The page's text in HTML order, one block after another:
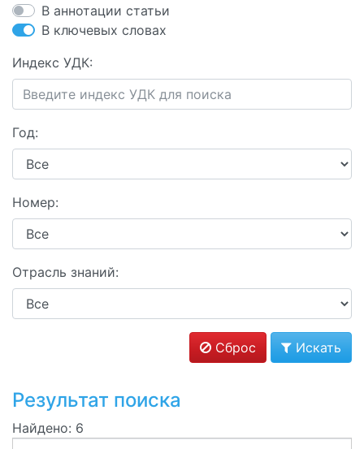
В аннотации статьи
В ключевых словах
Индекс УДК:
Год:
Номер:
Отрасль знаний:
Сброс Искать
Результат поиска
Найдено: 6